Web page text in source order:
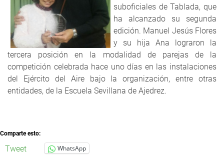
suboficiales de Tablada, que
ha alcanzado su segunda
edición. Manuel Jesús Flores
y su hija Ana lograron la
tercera posición en la modalidad de parejas de la
competición celebrada hace uno días en las instalaciones
del Ejército del Aire bajo la organización, entre otras
entidades, de la Escuela Sevillana de Ajedrez.
Comparte esto:
Tweet WhatsApp